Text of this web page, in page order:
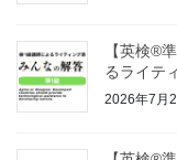
【英検®
るライテ
2026年7月